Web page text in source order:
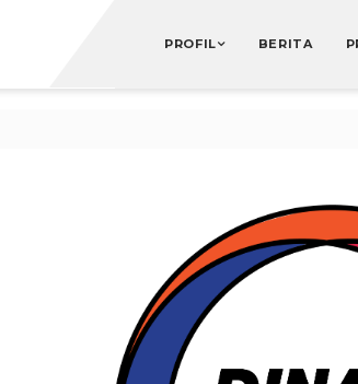
PROFIL BERITA